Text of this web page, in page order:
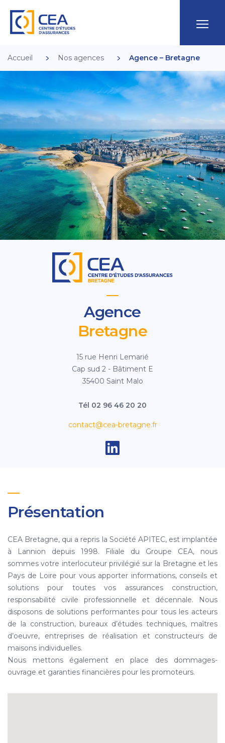
Accueil Nos agences Agence – Bretagne
Agence
Bretagne
15 rue Henri Lemarié
Cap sud 2 - Bâtiment E
35400 Saint Malo
Tél 02 96 46 20 20
contact@cea-bretagne.fr
Présentation
CEA Bretagne, qui a repris la Société APITEC, est implantée
à Lannion depuis 1998. Filiale du Groupe CEA, nous
sommes votre interlocuteur privilégié sur la Bretagne et les
Pays de Loire pour vous apporter informations, conseils et
solutions pour toutes vos assurances construction,
responsabilité civile professionnelle et décennale. Nous
disposons de solutions performantes pour tous les acteurs
de la construction, bureaux d’études techniques, maîtres
d’oeuvre, entreprises de réalisation et constructeurs de
maisons individuelles.
Nous mettons également en place des dommages-
ouvrage et garanties financières pour les promoteurs.